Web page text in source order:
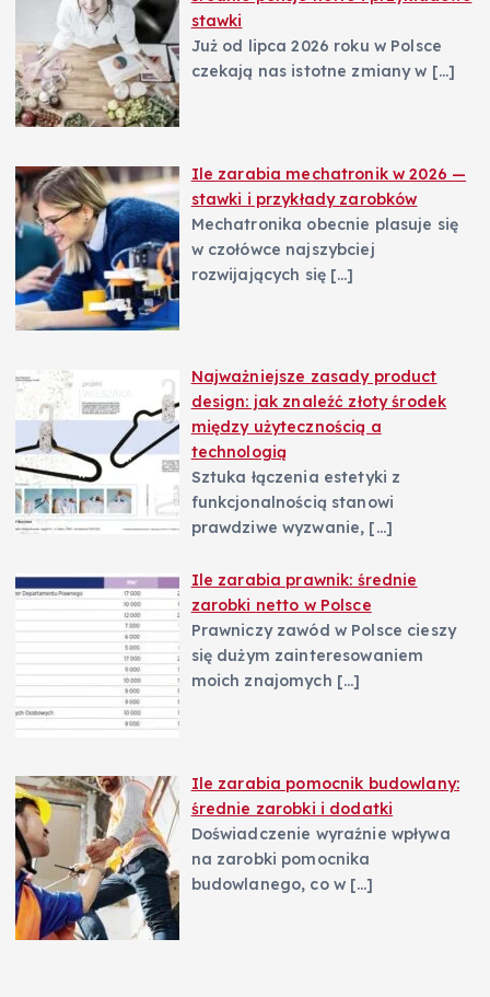
stawki
Już od lipca 2026 roku w Polsce
czekają nas istotne zmiany w […]
Ile zarabia mechatronik w 2026 —
stawki i przykłady zarobków
Mechatronika obecnie plasuje się
w czołówce najszybciej
rozwijających się […]
Najważniejsze zasady product
design: jak znaleźć złoty środek
między użytecznością a
technologią
Sztuka łączenia estetyki z
funkcjonalnością stanowi
prawdziwe wyzwanie, […]
Ile zarabia prawnik: średnie
zarobki netto w Polsce
Prawniczy zawód w Polsce cieszy
się dużym zainteresowaniem
moich znajomych […]
Ile zarabia pomocnik budowlany:
średnie zarobki i dodatki
Doświadczenie wyraźnie wpływa
na zarobki pomocnika
budowlanego, co w […]